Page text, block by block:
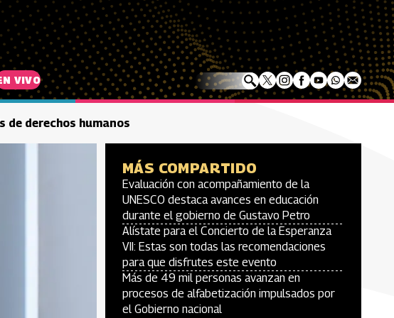
VIVO
de derechos humanos
MÁS COMPARTIDO
Evaluación con acompañamiento de la
UNESCO destaca avances en educación
durante el gobierno de Gustavo Petro
Alístate para el Concierto de la Esperanza
VII: Estas son todas las recomendaciones
para que disfrutes este evento
Más de 49 mil personas avanzan en
procesos de alfabetización impulsados por
el Gobierno nacional